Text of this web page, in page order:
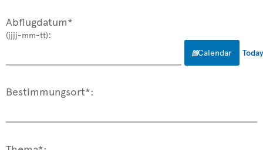
Abflugdatum*
(jjjj-mm-tt):
Calendar
Bestimmungsort*: